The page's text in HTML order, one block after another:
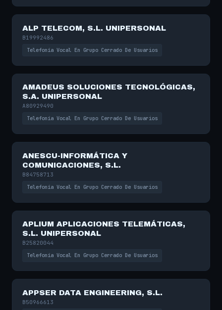
ALP TELECOM, S.L. UNIPERSONAL
B19992486
Telefonía Vocal En Grupo Cerrado De Usuarios
AMADEUS SOLUCIONES TECNOLÓGICAS,
S.A. UNIPERSONAL
A80929490
Telefonía Vocal En Grupo Cerrado De Usuarios
ANESCU-INFORMÁTICA Y
COMUNICACIONES, S.L.
B84758713
Telefonía Vocal En Grupo Cerrado De Usuarios
APLIUM APLICACIONES TELEMÁTICAS,
S.L. UNIPERSONAL
B25820044
Telefonía Vocal En Grupo Cerrado De Usuarios
APPSER DATA ENGINEERING, S.L.
B50966613